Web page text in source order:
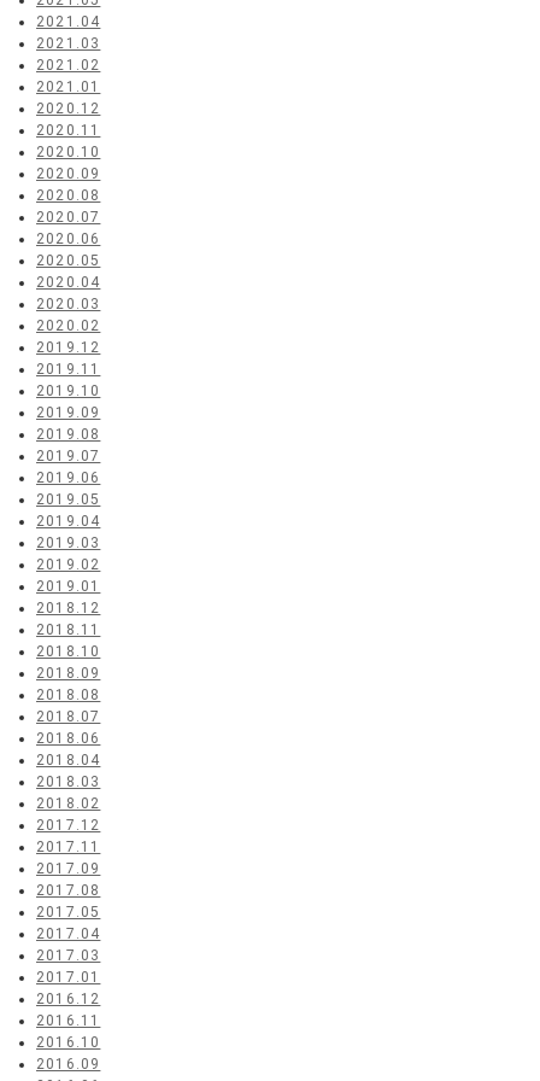
2021.04
2021.03
2021.02
2021.01
2020.12
2020.11
2020.10
2020.09
2020.08
2020.07
2020.06
2020.05
2020.04
2020.03
2020.02
2019.12
2019.11
2019.10
2019.09
2019.08
2019.07
2019.06
2019.05
2019.04
2019.03
2019.02
2019.01
2018.12
2018.11
2018.10
2018.09
2018.08
2018.07
2018.06
2018.04
2018.03
2018.02
2017.12
2017.11
2017.09
2017.08
2017.05
2017.04
2017.03
2017.01
2016.12
2016.11
2016.10
2016.09